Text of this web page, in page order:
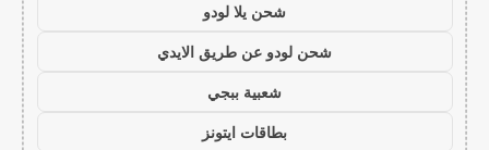
شحن يلا لودو
شحن لودو عن طريق الايدي
شعبية ببجي
بطاقات ايتونز